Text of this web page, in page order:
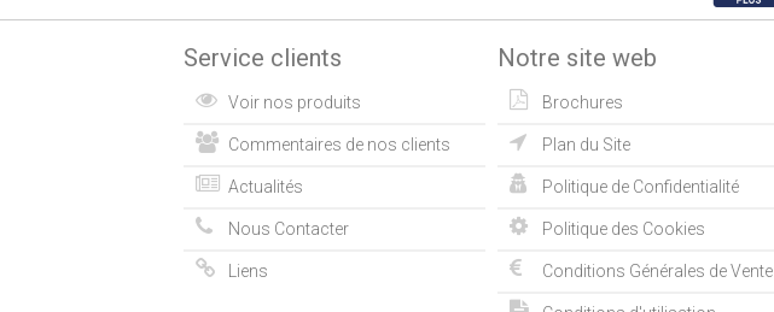
Service clients
Voir nos produits
Commentaires de nos clients
Actualités
Nous Contacter
Liens
Notre site web
Brochures
Plan du Site
Politique de Confidentialité
Politique des Cookies
Conditions Générales de Vente